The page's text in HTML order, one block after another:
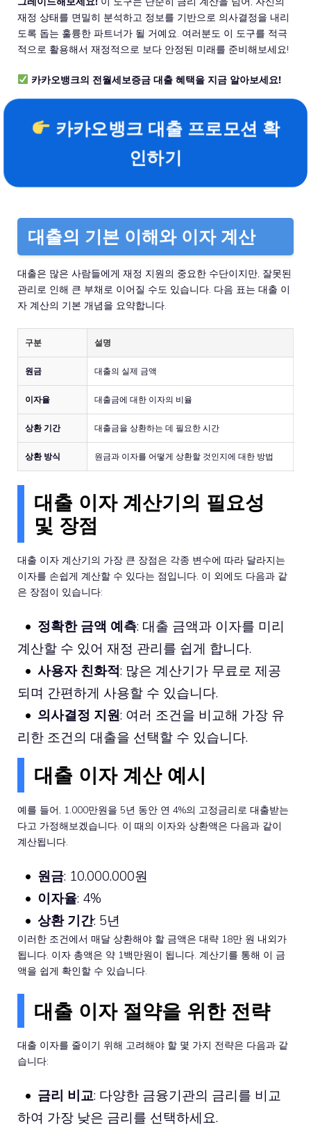
재정 상태를 면밀히 분석하고 정보를 기반으로 의사결정을 내리
도록 돕는 훌륭한 파트너가 될 거예요. 여러분도 이 도구를 적극
적으로 활용해서 재정적으로 보다 안정된 미래를 준비해보세요!
카카오뱅크의 전월세보증금 대출 혜택을 지금 알아보세요!
카카오뱅크 대출 프로모션 확
인하기
대출의 기본 이해와 이자 계산
대출은 많은 사람들에게 재정 지원의 중요한 수단이지만, 잘못된
관리로 인해 큰 부채로 이어질 수도 있습니다. 다음 표는 대출 이
자 계산의 기본 개념을 요약합니다.
구분 설명
원금 대출의 실제 금액
이자율 대출금에 대한 이자의 비율
상환 기간 대출금을 상환하는 데 필요한 시간
상환 방식 원금과 이자를 어떻게 상환할 것인지에 대한 방법
대출 이자 계산기의 필요성
및 장점
대출 이자 계산기의 가장 큰 장점은 각종 변수에 따라 달라지는
이자를 손쉽게 계산할 수 있다는 점입니다. 이 외에도 다음과 같
은 장점이 있습니다:
정확한 금액 예측: 대출 금액과 이자를 미리
계산할 수 있어 재정 관리를 쉽게 합니다.
사용자 친화적: 많은 계산기가 무료로 제공
되며 간편하게 사용할 수 있습니다.
의사결정 지원: 여러 조건을 비교해 가장 유
리한 조건의 대출을 선택할 수 있습니다.
대출 이자 계산 예시
예를 들어, 1.000만원을 5년 동안 연 4%의 고정금리로 대출받는
다고 가정해보겠습니다. 이 때의 이자와 상환액은 다음과 같이
계산됩니다.
원금: 10.000.000원
이자율: 4%
상환 기간: 5년
이러한 조건에서 매달 상환해야 할 금액은 대략 18만 원 내외가
됩니다. 이자 총액은 약 1백만원이 됩니다. 계산기를 통해 이 금
액을 쉽게 확인할 수 있습니다.
대출 이자 절약을 위한 전략
대출 이자를 줄이기 위해 고려해야 할 몇 가지 전략은 다음과 같
습니다:
금리 비교: 다양한 금융기관의 금리를 비교
하여 가장 낮은 금리를 선택하세요.